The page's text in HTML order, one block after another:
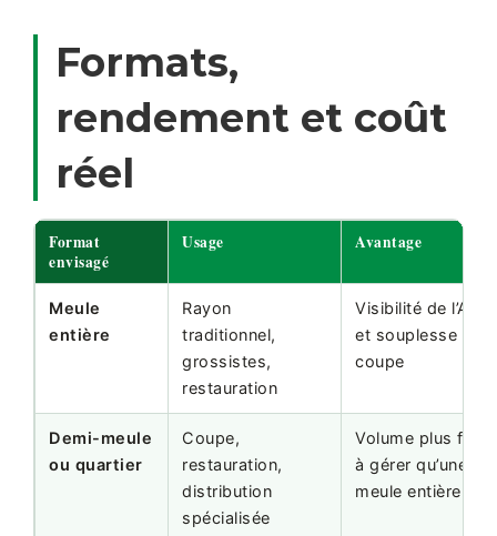
Formats,
rendement et coût
réel
Format
envisagé
Usage Avantage
Meule
entière
Rayon
traditionnel,
grossistes,
restauration
Visibilité de l’AOP
et souplesse de
coupe
Demi-meule
ou quartier
Coupe,
restauration,
distribution
spécialisée
Volume plus
à gérer qu’une
meule entière